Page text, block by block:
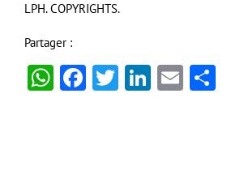
LPH. COPYRIGHTS.
Partager :
WhatsApp
Facebook
Twitter
LinkedIn
Email